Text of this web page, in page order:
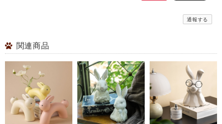
通報する
関連商品